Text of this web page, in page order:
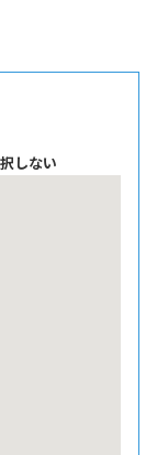
しない